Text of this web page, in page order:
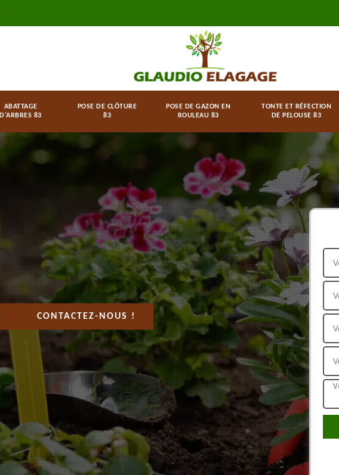
ABATTAGE
D'ARBRES 83
POSE DE CLÔTURE
83
POSE DE GAZON EN
ROULEAU 83
TONTE ET RÉFECTION
DE PELOUSE 83
CONTACTEZ-NOUS !